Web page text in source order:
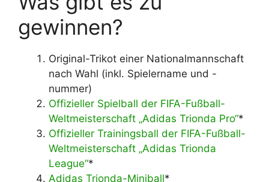
gewinnen?
Original-Trikot einer Nationalmannschaft
nach Wahl (inkl. Spielername und -
nummer)
Offizieller Spielball der FIFA-Fußball-
Weltmeisterschaft „Adidas Trionda Pro“*
Offizieller Trainingsball der FIFA-Fußball-
Weltmeisterschaft „Adidas Trionda
League“*
Adidas Trionda-Miniball*